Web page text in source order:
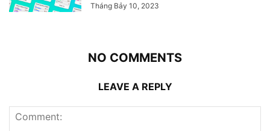
Tháng Bảy 10, 2023
NO COMMENTS
LEAVE A REPLY